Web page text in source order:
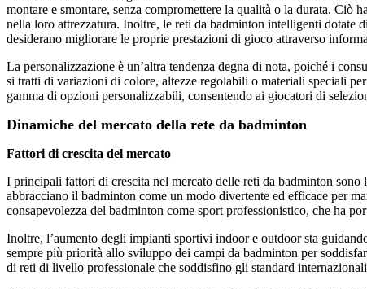
montare e smontare, senza compromettere la qualità o la durata.
nella loro attrezzatura. Inoltre, le reti da badminton intelligenti dotate
desiderano migliorare le proprie prestazioni di gioco attraverso
La personalizzazione è un’altra tendenza degna di nota, poiché i
si tratti di variazioni di colore, altezze regolabili o materiali speciali
gamma di opzioni personalizzabili, consentendo ai giocatori di
Dinamiche del mercato della rete da badminton
Fattori di crescita del mercato
I principali fattori di crescita nel mercato delle reti da badminton sono
abbracciano il badminton come un modo divertente ed efficace per
consapevolezza del badminton come sport professionistico, che ha
Inoltre, l’aumento degli impianti sportivi indoor e outdoor sta
sempre più priorità allo sviluppo dei campi da badminton per
di reti di livello professionale che soddisfino gli standard